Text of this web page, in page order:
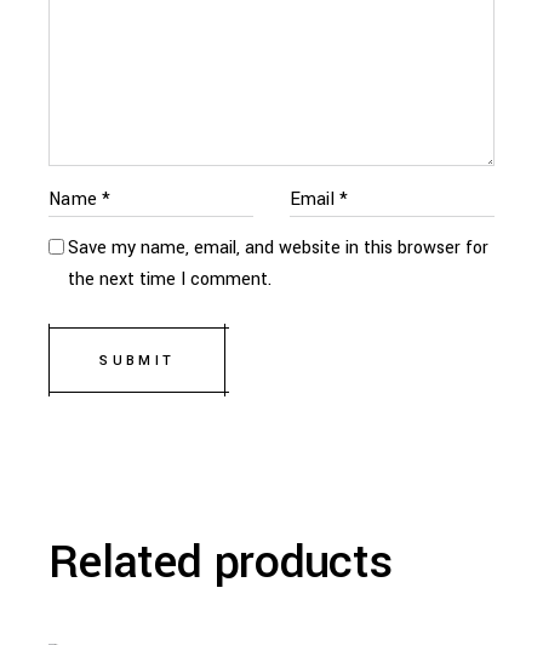
Save my name, email, and website in this browser for
the next time I comment.
SUBMIT
Related products